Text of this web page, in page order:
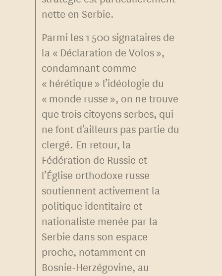
nette en Serbie.
Parmi les 1 500 signataires de
la « Déclaration de Volos »,
condamnant comme
« hérétique » l’idéologie du
« monde russe », on ne trouve
que trois citoyens serbes, qui
ne font d’ailleurs pas partie du
clergé. En retour, la
Fédération de Russie et
l’Église orthodoxe russe
soutiennent activement la
politique identitaire et
nationaliste menée par la
Serbie dans son espace
proche, notamment en
Bosnie-Herzégovine, au